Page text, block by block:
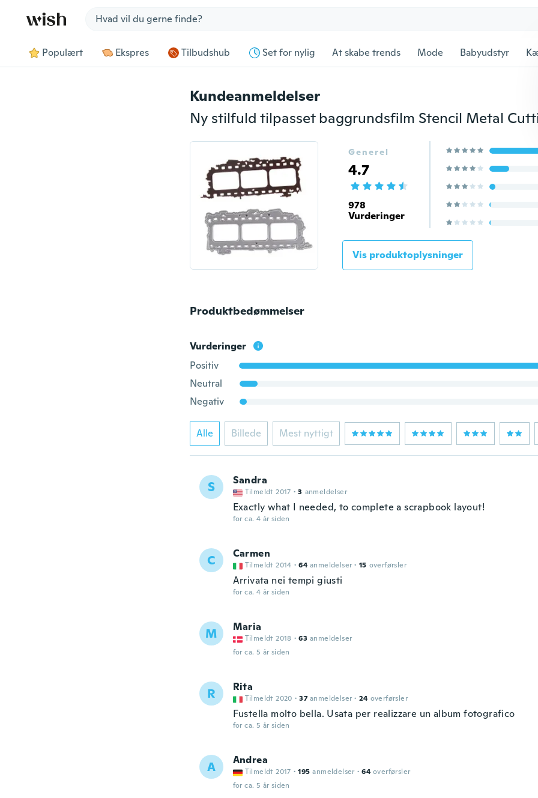
Populært Ekspres Tilbudshub Set for nylig At skabe trends Mode Babyudstyr
Kundeanmeldelser
Generel
4.7
978
Vurderinger
Vis produktoplysninger
Produktbedømmelser
Vurderinger
Positiv
Neutral
Negativ
Alle Billede Mest nyttigt
S Sandra
Tilmeldt 2017 · 3 anmeldelser
Exactly what I needed, to complete a scrapbook layout!
for ca. 4 år siden
C Carmen
Tilmeldt 2014 · 64 anmeldelser · 15 overførsler
Arrivata nei tempi giusti
for ca. 4 år siden
M Maria
Tilmeldt 2018 · 63 anmeldelser
for ca. 5 år siden
R Rita
Tilmeldt 2020 · 37 anmeldelser · 24 overførsler
Fustella molto bella. Usata per realizzare un album fotografico
for ca. 5 år siden
A Andrea
Tilmeldt 2017 · 195 anmeldelser · 64 overførsler
for ca. 5 år siden